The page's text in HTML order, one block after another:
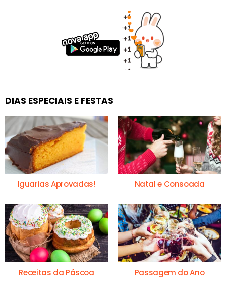
DIAS ESPECIAIS E FESTAS
Iguarias Aprovadas! Natal e Consoada
Receitas da Páscoa Passagem do Ano